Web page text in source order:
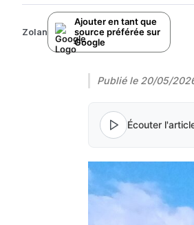
Zolan
Ajouter en tant que
source préférée sur
Google
Publié le 20/05/
Écouter